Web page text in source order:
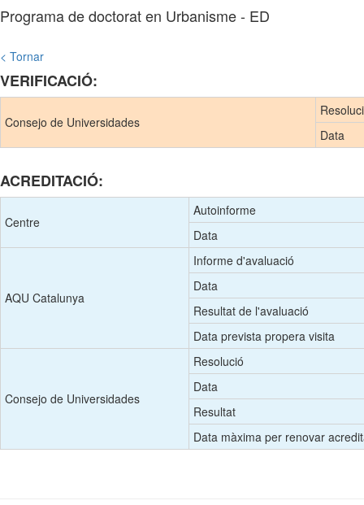
Programa de doctorat en Urbanisme - ED
< Tornar
VERIFICACIÓ:
Consejo de Universidades
Data
ACREDITACIÓ:
Centre
Autoinforme
Data
AQU Catalunya
Informe d'avaluació
Data
Resultat de l'avaluació
Data prevista propera visita
Consejo de Universidades
Resolució
Data
Resultat
Data màxima per renovar